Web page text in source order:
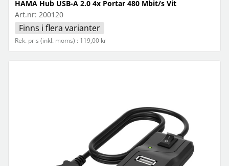
HAMA Hub USB-A 2.0 4x Portar 480 Mbit/s Vit
Art.nr: 200120
Finns i flera varianter
Rek. pris (inkl. moms) : 119,00 kr